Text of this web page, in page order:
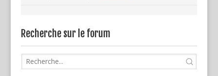
Recherche sur le forum